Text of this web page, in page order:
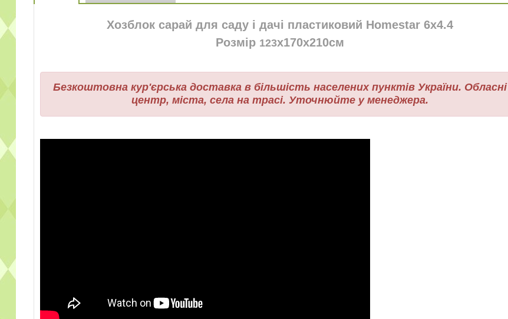
Хозблок сарай для саду і дачі пластиковий Homestar 6х4.4
Розмір 123х170х210см
Безкоштовна кур'єрська доставка в більшість населених пунктів України. Обласні
центр, міста, села на трасі. Уточнюйте у менеджера.